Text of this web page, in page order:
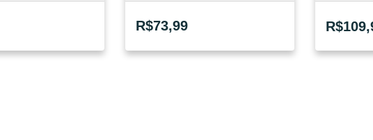
R$73,99 R$